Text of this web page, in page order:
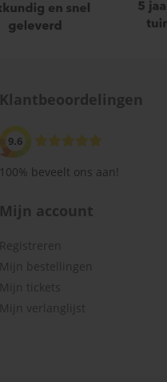
Klantbeoordelingen
9.6
100% beveelt ons aan!
Mijn account
Registreren
Mijn bestellingen
Mijn tickets
Mijn verlanglijst